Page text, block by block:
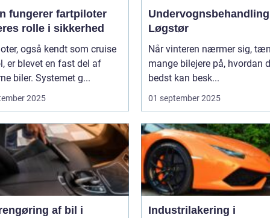
fungerer fartpiloter
rolle i sikkerhed
også kendt som cruise
er blevet en fast del af
biler. Systemet g...
2025
Løgstør
Når vinteren nærmer sig,
mange bilejere på, hvordan
bedst kan besk...
01 september 2025
af bil i
Industrilakering i